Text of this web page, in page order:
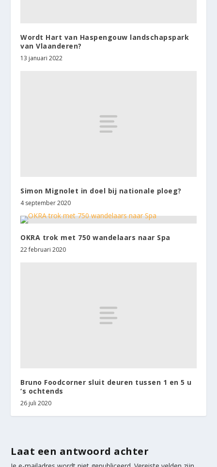
Wordt Hart van Haspengouw landschapspark
van Vlaanderen?
13 januari 2022
Simon Mignolet in doel bij nationale ploeg?
4 september 2020
OKRA trok met 750 wandelaars naar Spa
22 februari 2020
Bruno Foodcorner sluit deuren tussen 1 en 5 u
‘s ochtends
26 juli 2020
Laat een antwoord achter